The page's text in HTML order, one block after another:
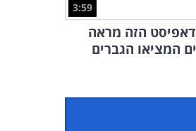
3:59
הזה מראה
המציאו הגברים